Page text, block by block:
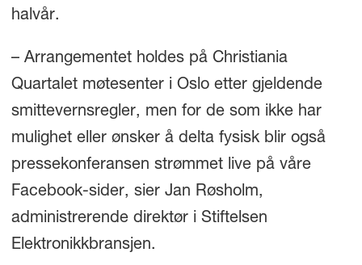
halvår.
– Arrangementet holdes på Christiania
Quartalet møtesenter i Oslo etter gjeldende
smittevernsregler, men for de som ikke har
mulighet eller ønsker å delta fysisk blir også
pressekonferansen strømmet live på våre
Facebook-sider, sier Jan Røsholm,
administrerende direktør i Stiftelsen
Elektronikkbransjen.